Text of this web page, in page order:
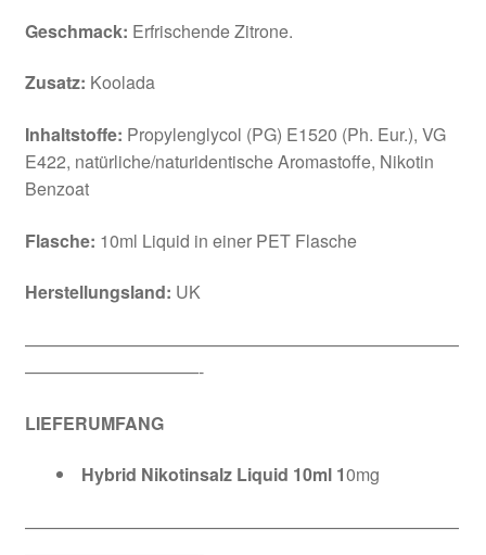
Geschmack: Erfrischende Zitrone.
Zusatz: Koolada
Inhaltstoffe: Propylenglycol (PG) E1520 (Ph. Eur.), VG
E422, natürliche/naturidentische Aromastoffe, Nikotin
Benzoat
Flasche: 10ml Liquid in einer PET Flasche
Herstellungsland: UK
—————————————————————————
——————————-
LIEFERUMFANG
Hybrid Nikotinsalz Liquid 10ml 10mg
—————————————————————————